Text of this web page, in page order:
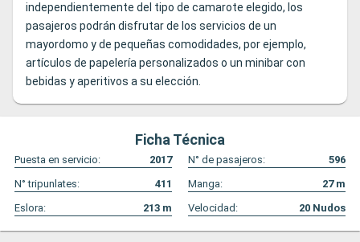
independientemente del tipo de camarote elegido, los
pasajeros podrán disfrutar de los servicios de un
mayordomo y de pequeñas comodidades, por ejemplo,
artículos de papelería personalizados o un minibar con
bebidas y aperitivos a su elección.
Ficha Técnica
Puesta en servicio: 2017 N° de pasajeros:
596
N° tripunlates:
411 Manga: 27m
Eslora:
213 m Velocidad: 20 Nudos